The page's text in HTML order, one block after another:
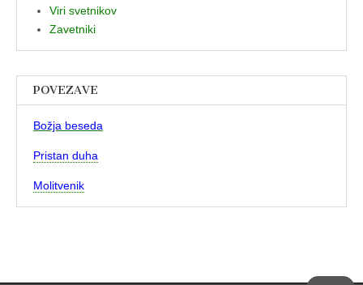
Viri svetnikov
Zavetniki
POVEZAVE
Božja beseda
Pristan duha
Molitvenik